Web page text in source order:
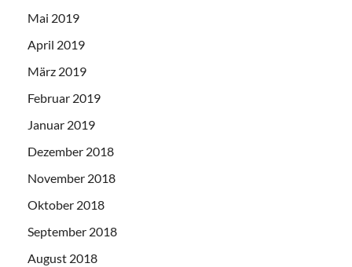
Mai 2019
April 2019
März 2019
Februar 2019
Januar 2019
Dezember 2018
November 2018
Oktober 2018
September 2018
August 2018